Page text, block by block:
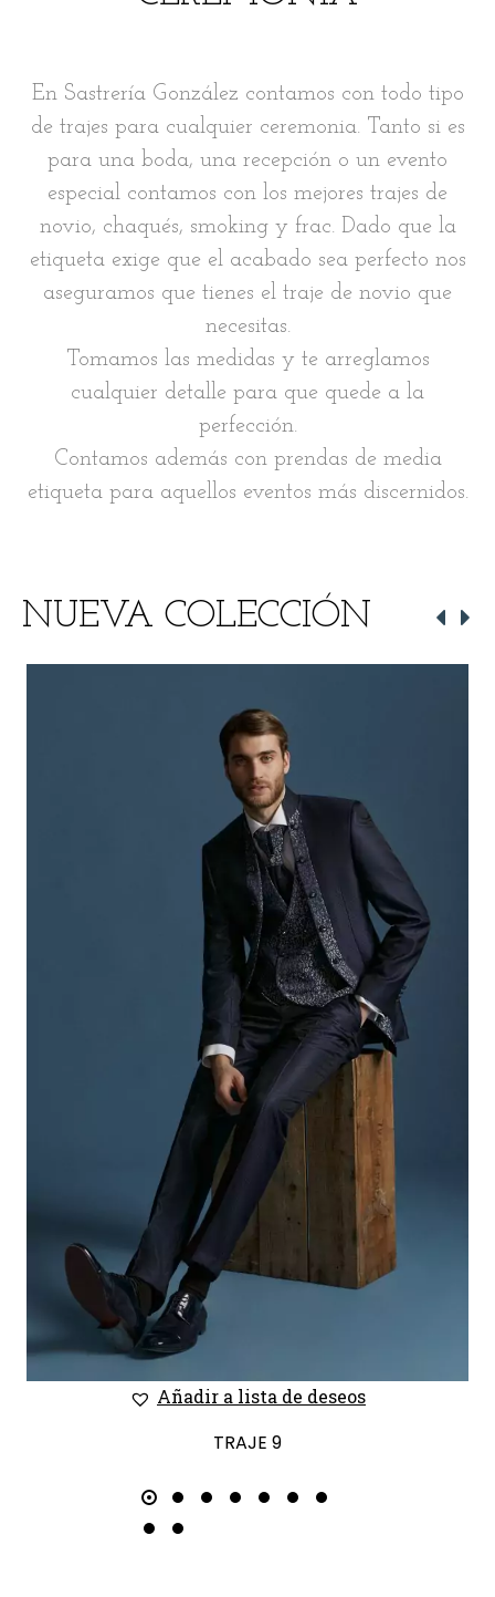
En Sastrería González contamos con todo tipo
de trajes para cualquier ceremonia. Tanto si es
para una boda, una recepción o un evento
especial contamos con los mejores trajes de
novio, chaqués, smoking y frac. Dado que la
etiqueta exige que el acabado sea perfecto nos
aseguramos que tienes el traje de novio que
necesitas.
Tomamos las medidas y te arreglamos
cualquier detalle para que quede a la
perfección.
Contamos además con prendas de media
etiqueta para aquellos eventos más discernidos.
NUEVA COLECCIÓN
Añadir a lista de deseos
TRAJE 9